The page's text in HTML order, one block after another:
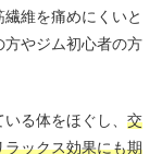
維を痛めにくいと
やジム初心者の方
る体をほぐし、 交
ックス効果にも期